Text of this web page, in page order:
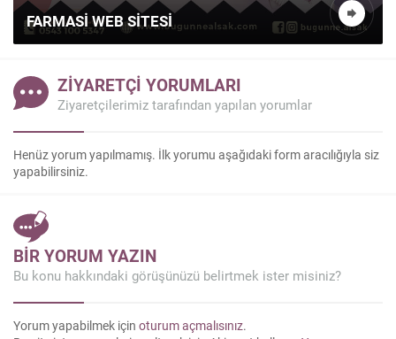
FARMASI WEB SITESI
ZİYARETÇİ YORUMLARI
Ziyaretçilerimiz tarafından yapılan yorumlar
Henüz yorum yapılmamış. İlk yorumu aşağıdaki form aracılığıyla siz
yapabilirsiniz.
BİR YORUM YAZIN
Bu konu hakkındaki görüşünüzü belirtmek ister misiniz?
Yorum yapabilmek için oturum açmalısınız.